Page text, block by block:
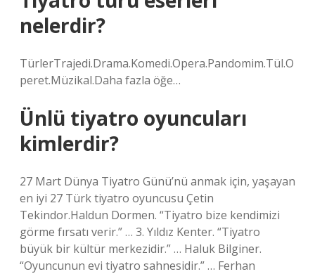
nelerdir?
TürlerTrajedi.Drama.Komedi.Opera.Pandomim.Tül.O
peret.Müzikal.Daha fazla öğe…
Ünlü tiyatro oyuncuları
kimlerdir?
27 Mart Dünya Tiyatro Günü’nü anmak için, yaşayan
en iyi 27 Türk tiyatro oyuncusu Çetin
Tekindor.Haldun Dormen. “Tiyatro bize kendimizi
görme fırsatı verir.” … 3. Yıldız Kenter. “Tiyatro
büyük bir kültür merkezidir.” … Haluk Bilginer.
“Oyuncunun evi tiyatro sahnesidir.” … Ferhan